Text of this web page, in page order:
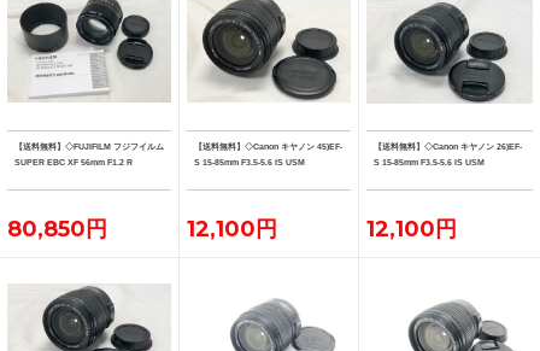
【送料無料】◇FUJIFILM フジフイルム
SUPER EBC XF 56mm F1.2 R
80,850円
【送料無料】◇Canon キヤノン 45)EF-
S 15-85mm F3.5-5.6 IS USM
12,100円
【送料無料】◇Canon キヤノン 26)EF-
S 15-85mm F3.5-5.6 IS USM
12,100円